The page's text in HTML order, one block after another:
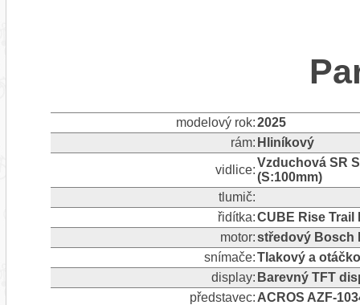
modelový rok:2025
rám: Hliníkový
vidlice:
Vzduchová SR
(S:100mm)
tlumič:
řidítka:CUBE Rise Trail
motor:středový Bosch
snímače:Tlakový a
display: Barevný TFT
představec: ACROS AZF-